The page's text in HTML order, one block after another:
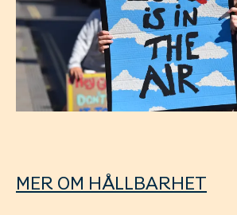
MER OM HÅLLBARHET